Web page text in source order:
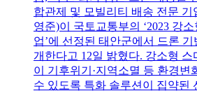
합관제 및 모빌리티 배송 전문 기
영준)이 국토교통부의 ‘2023 강
업’에 선정된 태안군에서 드론
개한다고 12일 밝혔다. 강소형
이 기후위기·지역소멸 등 환경변
수 있도록 특화 솔루션이 집약된